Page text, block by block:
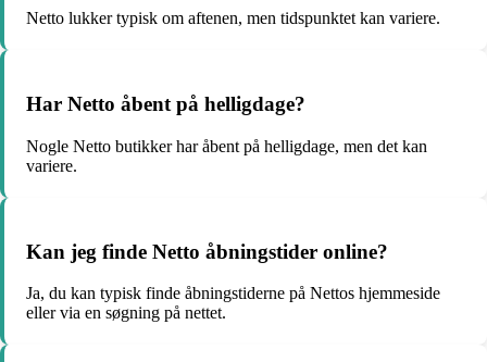
Netto lukker typisk om aftenen, men tidspunktet kan variere.
Har Netto åbent på helligdage?
Nogle Netto butikker har åbent på helligdage, men det kan
variere.
Kan jeg finde Netto åbningstider online?
Ja, du kan typisk finde åbningstiderne på Nettos hjemmeside
eller via en søgning på nettet.